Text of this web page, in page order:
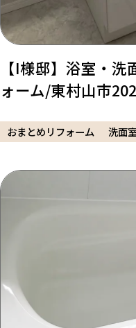
【I様邸】浴室・
ォーム/東村山市
おまとめリフォーム 洗面